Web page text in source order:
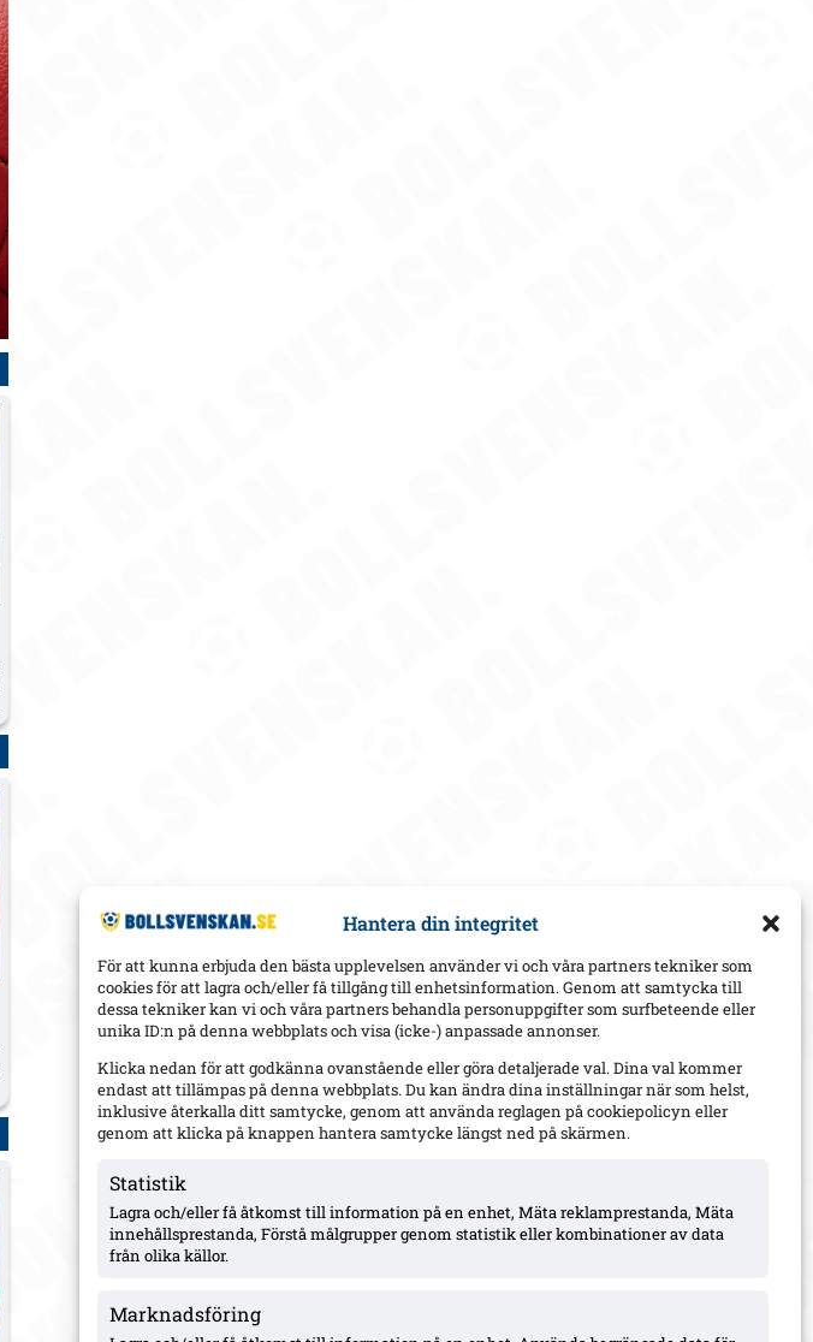
Hantera din integritet
För att kunna erbjuda den bästa upplevelsen använder vi och våra partners tekniker som
cookies för att lagra och/eller få tillgång till enhetsinformation. Genom att samtycka till
dessa tekniker kan vi och våra partners behandla personuppgifter som surfbeteende eller
unika ID:n på denna webbplats och visa (icke-) anpassade annonser.
Klicka nedan för att godkänna ovanstående eller göra detaljerade val. Dina val kommer
endast att tillämpas på denna webbplats. Du kan ändra dina inställningar när som helst,
inklusive återkalla ditt samtycke, genom att använda reglagen på cookiepolicyn eller
genom att klicka på knappen hantera samtycke längst ned på skärmen.
Statistik
Lagra och/eller få åtkomst till information på en enhet, Mäta reklamprestanda, Mäta
innehållsprestanda, Förstå målgrupper genom statistik eller kombinationer av data
från olika källor.
Marknadsföring